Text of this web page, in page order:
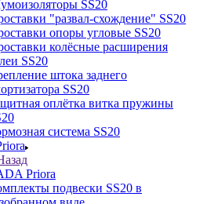
SS20
"развал-схождение" SS20
опоры угловые SS20
колёсные расширения
SS20
штока заднего
SS20
оплётка витка пружины
система SS20
Priora
подвески SS20 в